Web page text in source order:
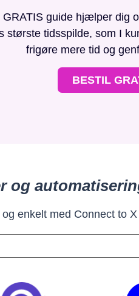
GRATIS guide hjælper dig
største tidsspilde, som I
frigøre mere tid og
BESTIL
og
enkelt med Connect to X